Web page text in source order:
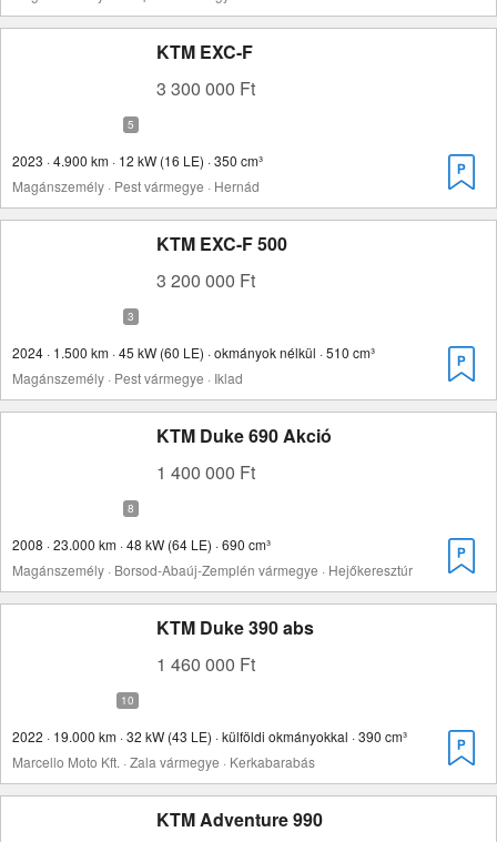
KTM EXC-F
3 300 000 Ft
2023 · 4.900 km · 12 kW (16 LE) · 350 cm³
Magánszemély · Pest vármegye · Hernád
KTM EXC-F 500
3 200 000 Ft
2024 · 1.500 km · 45 kW (60 LE) · okmányok nélkül · 510 cm³
Magánszemély · Pest vármegye · Iklad
KTM Duke 690 Akció
1 400 000 Ft
2008 · 23.000 km · 48 kW (64 LE) · 690 cm³
Magánszemély · Borsod-Abaúj-Zemplén vármegye · Hejőkeresztúr
KTM Duke 390 abs
1 460 000 Ft
2022 · 19.000 km · 32 kW (43 LE) · külföldi okmányokkal · 390 cm³
Marcello Moto Kft. · Zala vármegye · Kerkabarabás
KTM Adventure 990